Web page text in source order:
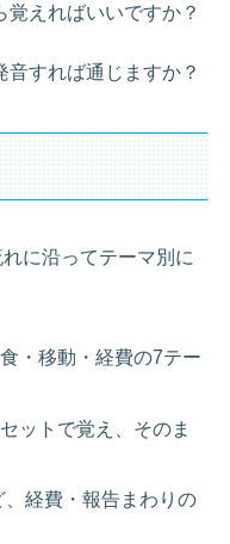
えればいいですか？
すれば通じますか？
に沿ってテーマ別に
・移動・経費の7テー
ットで覚え、そのま
、経費・報告まわりの